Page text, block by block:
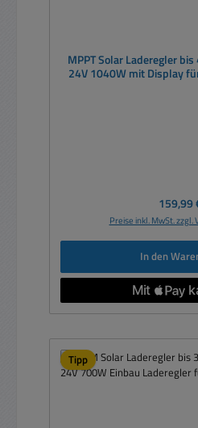
MPPT Solar Laderegler
24V 1040W mit Display
159,99
Preise inkl. MwSt. zzgl.
In den
Tipp